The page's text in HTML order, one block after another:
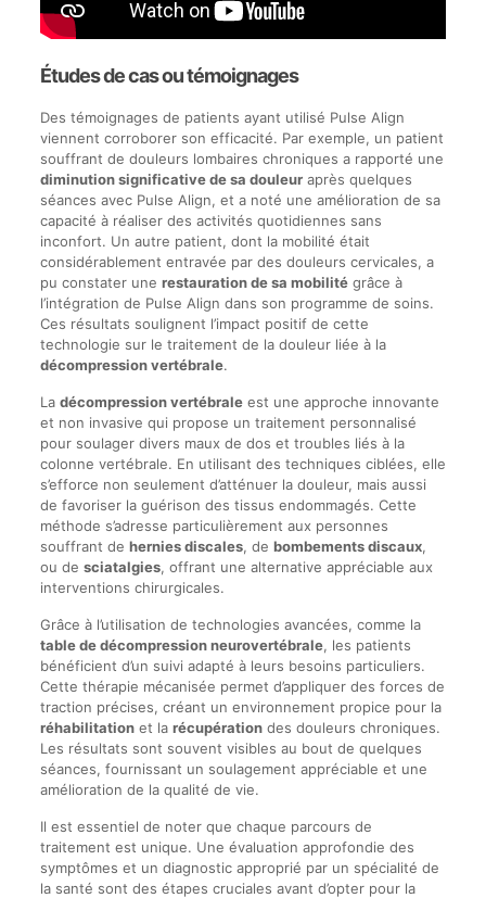
Études de cas ou témoignages
Des témoignages de patients ayant utilisé Pulse Align
viennent corroborer son efficacité. Par exemple, un patient
souffrant de douleurs lombaires chroniques a rapporté une
diminution significative de sa douleuraprès quelques
séances avec Pulse Align, et a noté une amélioration de sa
capacité à réaliser des activités quotidiennes sans
inconfort. Un autre patient, dont la mobilité était
considérablement entravée par des douleurs cervicales, a
pu constater une restauration de sa mobilitégrâce à
l’intégration de Pulse Align dans son programme de soins.
Ces résultats soulignent l’impact positif de cette
technologie sur le traitement de la douleur liée à la
décompression vertébrale.
La décompression vertébraleest une approche innovante
et non invasive qui propose un traitement personnalisé
pour soulager divers maux de dos et troubles liés à la
colonne vertébrale. En utilisant des techniques ciblées, elle
s’efforce non seulement d’atténuer la douleur, mais aussi
de favoriser la guérison des tissus endommagés. Cette
méthode s’adresse particulièrement aux personnes
souffrant de hernies discales, de bombements discaux,
ou de sciatalgies, offrant une alternative appréciable aux
interventions chirurgicales.
Grâce à l’utilisation de technologies avancées, comme la
table de décompression neurovertébrale, les patients
bénéficient d’un suivi adapté à leurs besoins particuliers.
Cette thérapie mécanisée permet d’appliquer des forces de
traction précises, créant un environnement propice pour la
réhabilitationet la récupérationdes douleurs chroniques.
Les résultats sont souvent visibles au bout de quelques
séances, fournissant un soulagement appréciable et une
amélioration de la qualité de vie.
Il est essentiel de noter que chaque parcours de
traitement est unique. Une évaluation approfondie des
symptômes et un diagnostic approprié par un spécialité de
la santé sont des étapes cruciales avant d’opter pour la